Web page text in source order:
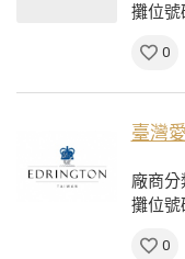
攤位號
0
臺灣
廠商分
攤位號
0